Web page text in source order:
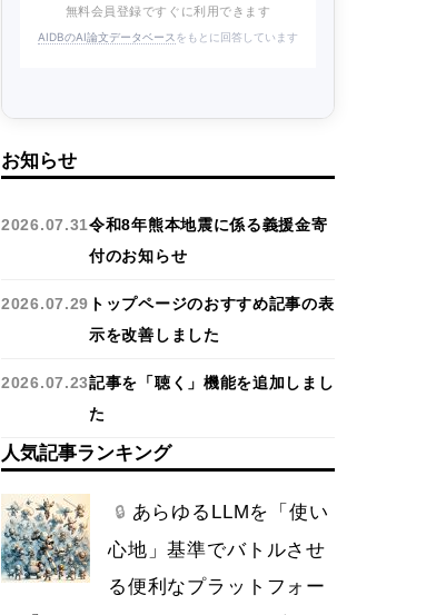
無料会員登録ですぐに利用できます
AIDBのAI論文データベース をもとに回答しています
お知らせ
2026.07.31令和8年熊本地震に係る義援金寄
付のお知らせ
2026.07.29 トップページのおすすめ記事の表
示を改善しました
2026.07.23記事を「聴く」機能を追加しまし
た
人気記事ランキング
🔒 あらゆるLLMを「使い
心地」基準でバトルさせ
る便利なプラットフォー